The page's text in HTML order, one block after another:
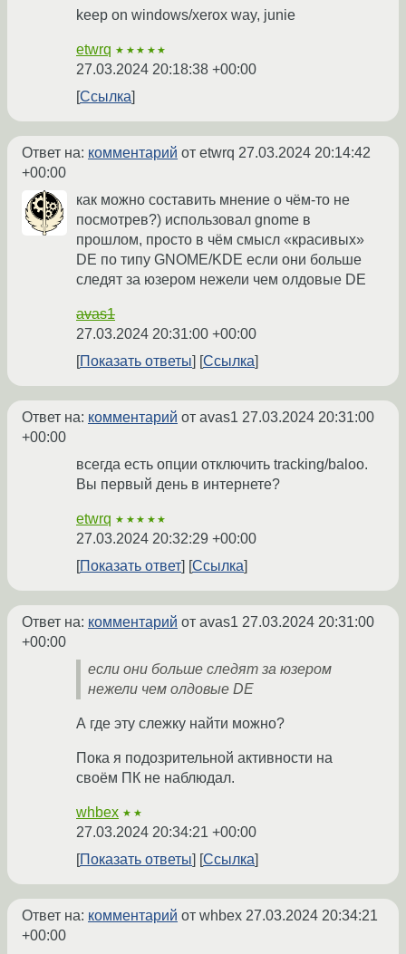
keep on windows/xerox way, junie
etwrq ★★★★★
27.03.2024 20:18:38 +00:00
Ссылка
Ответ на: комментарий от etwrq 27.03.2024 20:14:42
+00:00
как можно составить мнение о чём-то не
посмотрев?) использовал gnome в
прошлом, просто в чём смысл «красивых»
DE по типу GNOME/KDE если они больше
следят за юзером нежели чем олдовые DE
avas1
27.03.2024 20:31:00 +00:00
Показать ответы
Ссылка
Ответ на: комментарий от avas1 27.03.2024 20:31:00
+00:00
всегда есть опции отключить tracking/baloo.
Вы первый день в интернете?
etwrq ★★★★★
27.03.2024 20:32:29 +00:00
Показать ответ
Ссылка
Ответ на: комментарий от avas1 27.03.2024 20:31:00
+00:00
если они больше следят за юзером
нежели чем олдовые DE
А где эту слежку найти можно?
Пока я подозрительной активности на
своём ПК не наблюдал.
whbex ★★
27.03.2024 20:34:21 +00:00
Показать ответы
Ссылка
Ответ на: комментарий от whbex 27.03.2024 20:34:21
+00:00